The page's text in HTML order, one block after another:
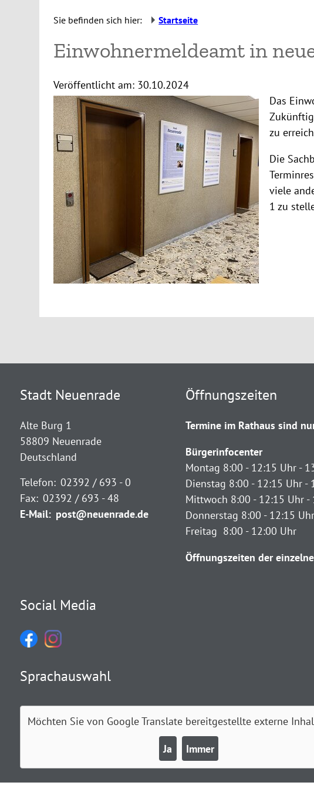
Sie befinden sich hier: Startseite
Einwohnermeldeamt in
Veröffentlicht am: 30.10.2024
Das
zu
Die
viele
1 zu
Stadt Neuenrade
Alte Burg 1
58809 Neuenrade
Deutschland
Telefon: 02392 / 693 - 0
Fax: 02392 / 693 - 48
E-Mail: post@neuenrade.de
Öffnungszeiten
Termine im Rathaus sind
Bürgerinfocenter
Montag 8:00 - 12:15 Uhr -
Dienstag 8:00 - 12:15 Uhr -
Mittwoch 8:00 - 12:15 Uhr -
Donnerstag 8:00 - 12:15
Freitag 8:00 - 12:00 Uhr
Öffnungszeiten der
Social Media
Sprachauswahl
Möchten Sie von Google Translatebereitgestellte externe
Ja Immer